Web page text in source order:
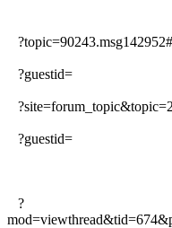
?guestid=
?guestid=
?